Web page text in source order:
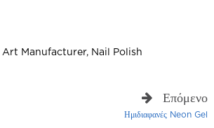
Art Manufacturer, Nail Polish
Επόμενο
Ημιδιαφανές Neon Gel